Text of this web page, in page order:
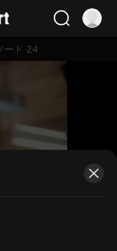
ード 24
です。視
要です。